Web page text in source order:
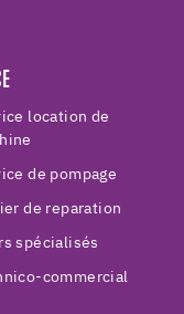
location de
de pompage
de reparation
spécialisés
commercial